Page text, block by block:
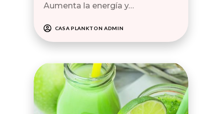
Aumenta la energía y…
CASA PLANKTON ADMIN